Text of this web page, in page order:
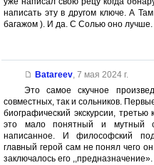
написать эту в другом ключе. А
багажом ). И да. С Солью оно лучше.
Batareev, 7 мая 2024 г.
Это самое скучное
совместных, так и сольников.
биографический экскурсии,
это мало понятный и мутный
написанное. И философский
главный герой сам не понял чего
заключалось его ,,предназначение».